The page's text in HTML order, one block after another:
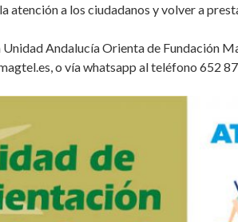
atención a los ciudadanos y volver a
Unidad Andalucía Orienta de Fundación
o vía whatsapp al teléfono 652 87